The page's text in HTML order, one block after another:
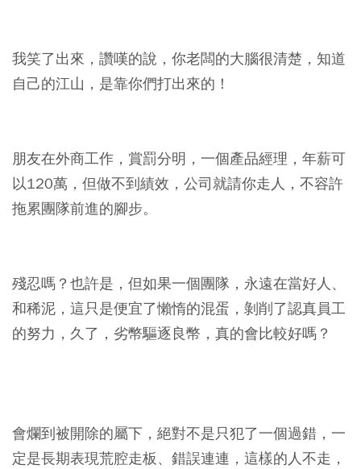
我笑了出來，讚嘆的說，你老闆的大腦很清楚，知道
自己的江山，是靠你們打出來的！
朋友在外商工作，賞罰分明，一個產品經理，年薪可
以120萬，但做不到績效，公司就請你走人，不容許
拖累團隊前進的腳步。
殘忍嗎？也許是，但如果一個團隊，永遠在當好人、
和稀泥，這只是便宜了懶惰的混蛋，剝削了認真員工
的努力，久了，劣幣驅逐良幣，真的會比較好嗎？
會爛到被開除的屬下，絕對不是只犯了一個過錯，一
定是長期表現荒腔走板、錯誤連連，這樣的人不走，